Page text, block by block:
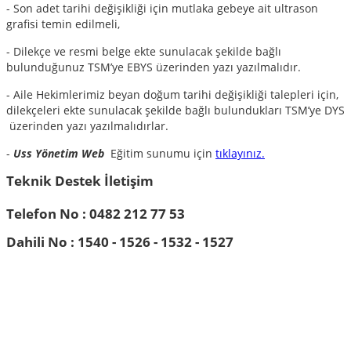
- Son adet tarihi değişikliği için mutlaka gebeye ait ultrason
grafisi temin edilmeli,
- Dilekçe ve resmi belge ekte sunulacak şekilde bağlı
bulunduğunuz TSM’ye EBYS üzerinden yazı yazılmalıdır.
- Aile Hekimlerimiz beyan doğum tarihi değişikliği talepleri için,
dilekçeleri ekte sunulacak şekilde bağlı bulundukları TSM’ye DYS
üzerinden yazı yazılmalıdırlar.
- Uss Yönetim Web Eğitim sunumu için tıklayınız.
Teknik Destek İletişim
Telefon No : 0482 212 77 53
Dahili No : 1540 - 1526 - 1532 - 1527